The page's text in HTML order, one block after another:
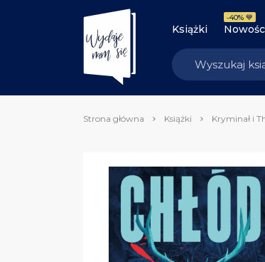
Książki
-40% 💙
Strona główna Książki Kryminał i